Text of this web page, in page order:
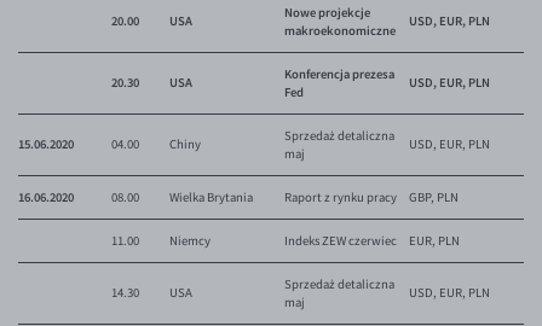
20.00 USA
Nowe projekcje
makroekonomiczne
USD, EUR, PLN
20.30 USA
Konferencja prezesa
Fed
USD, EUR, PLN
15.06.2020 04.00 Chiny
Sprzedaż detaliczna
maj
USD, EUR, PLN
16.06.2020 08.00 Wielka Brytania Raport z rynku pracy GBP, PLN
11.00 Niemcy Indeks ZEW czerwiec EUR, PLN
14.30 USA
Sprzedaż detaliczna
maj
USD, EUR, PLN